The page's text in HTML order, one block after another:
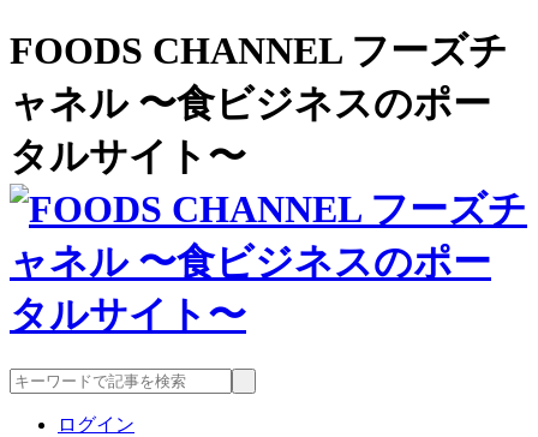
FOODS CHANNEL フーズチ
ャネル 〜食ビジネスのポー
タルサイト〜
ログイン